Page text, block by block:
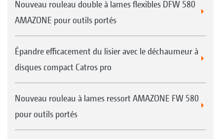
exceptionnel de raie.
Guidage en profondeur exceptionnel
Nouveau rouleau double à lames flexibles DFW 580
AMAZONE pour outils portés
Épandre efficacement du lisier avec le déchaumeur à
disques compact Catros pro
Nouveau rouleau à lames ressort AMAZONE FW 580
pour outils portés